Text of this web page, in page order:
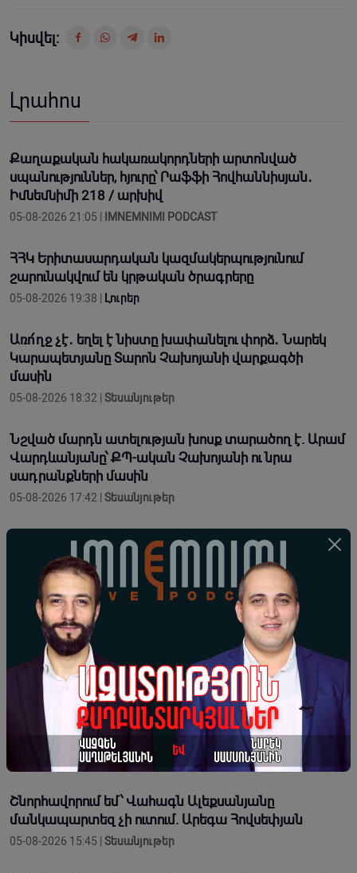
Կիսվել:
Լրահոս
Քաղաքական հակառակորդների արտոնված
սպանություններ, հյուրը՝ Րաֆֆի Հովհաննիսյան․
Իմնեմնիմի 218 / արխիվ
05-08-2026 21:05 | IMNEMNIMI PODCAST
ՀՀԿ Երիտասարդական կազմակերպությունում
շարունակվում են կրթական ծրագրերը
05-08-2026 19:38 | Լուրեր
Առո՛ղջ չէ․ եղել է նիստը խափանելու փորձ․ Նարեկ
Կարապետյանը Տարոն Չախոյանի վարքագծի
մասին
05-08-2026 18:32 | Տեսանյութեր
Նշված մարդն ատելության խոսք տարածող է. Արամ
Վարդևանյանը՝ ՔՊ-ական Չախոյանի ու նրա
սադրանքների մասին
05-08-2026 17:42 | Տեսանյութեր
Ձեզանից շատերի երեխաների ճակատին այն
մյուռոնն է, որն օրհնել է Վեհափառը․ հասկանու՞մ եք
ինչ եք անում
05-08-2026 17:37 | Տեսանյութեր
Տիկին դատախազը թող գա այստեղ. Փա՞յ եք մեջը.
Դավիթ Ղազինյան
05-08-2026 16:45 | Տեսանյութեր
Պետական պարտքը ձեր օրոք աճել է երկու անգամ.
Տիգրան Աբրահամյանը՝ Վահագն Ալեքսանյանին
05-08-2026 16:34 |Տեսանյութեր
Շնորհավորում եմ՝ Վահագն Ալեքսանյանը
մանկապարտեզ չի ուտում. Արեգա Հովսեփյան
05-08-2026 15:45 | Տեսանյութեր